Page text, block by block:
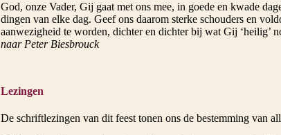
God, onze Vader, Gij gaat met ons mee, in goede en kwade
dingen van elke dag. Geef ons daarom sterke schouders en
aanwezigheid te worden, dichter en dichter bij wat Gij ‘heilig’
naar Peter Biesbrouck
Lezingen
De schriftlezingen van dit feest tonen ons de bestemming van